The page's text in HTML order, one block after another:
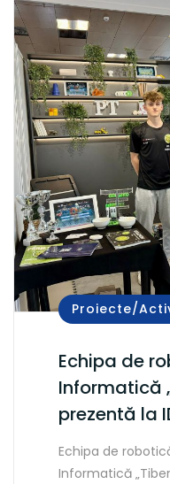
Proiecte/
Echipa de
Informatică
prezentă la
Echipa de
Informatică